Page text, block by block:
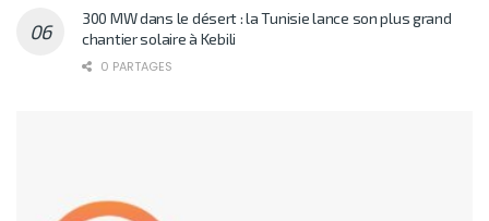
300 MW dans le désert : la Tunisie lance son plus grand
chantier solaire à Kebili
0 PARTAGES